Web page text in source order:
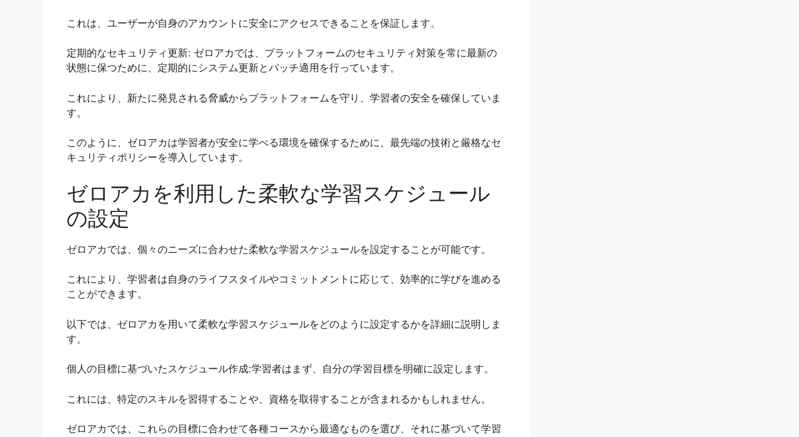
これは、ユーザーが自身のアカウントに安全にアクセスできることを保証します。
定期的なセキュリティ更新: ゼロアカでは、プラットフォームのセキュリティ対策を常に最新の
状態に保つために、定期的にシステム更新とパッチ適用を行っています。
これにより、新たに発見される脅威からプラットフォームを守り、学習者の安全を確保していま
す。
このように、ゼロアカは学習者が安全に学べる環境を確保するために、最先端の技術と厳格なセ
キュリティポリシーを導入しています。
ゼロアカを利用した柔軟な学習スケジュール
の設定
ゼロアカでは、個々のニーズに合わせた柔軟な学習スケジュールを設定することが可能です。
これにより、学習者は自身のライフスタイルやコミットメントに応じて、効率的に学びを進める
ことができます。
以下では、ゼロアカを用いて柔軟な学習スケジュールをどのように設定するかを詳細に説明しま
す。
個人の目標に基づいたスケジュール作成:学習者はまず、自分の学習目標を明確に設定します。
これには、特定のスキルを習得することや、資格を取得することが含まれるかもしれません。
ゼロアカでは、これらの目標に合わせて各種コースから最適なものを選び、それに基づいて学習